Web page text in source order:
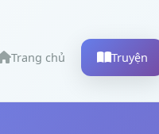
Trang chủ Truyện